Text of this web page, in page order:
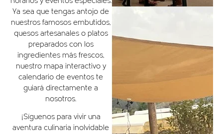
Ya sea que tengas antojo de
nuestros famosos embutidos,
quesos artesanales o platos
preparados con los
ingredientes más frescos,
nuestro mapa interactivo y
calendario de eventos te
guiará directamente a
nosotros.
¡Síguenos para vivir una
aventura culinaria inolvidable